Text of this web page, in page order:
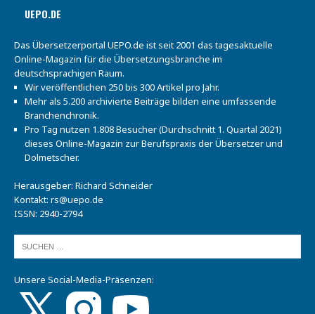
UEPO.DE
Das Übersetzerportal UEPO.de ist seit 2001 das tagesaktuelle
Online-Magazin für die Übersetzungsbranche im
deutschsprachigen Raum.
Wir veröffentlichen 250 bis 300 Artikel pro Jahr.
Mehr als 5.200 archivierte Beiträge bilden eine umfassende
Branchenchronik.
Pro Tag nutzen 1.808 Besucher (Durchschnitt 1. Quartal 2021)
dieses Online-Magazin zur Berufspraxis der Übersetzer und
Dolmetscher.
Herausgeber: Richard Schneider
Kontakt: rs@uepo.de
ISSN: 2940-2794
Unsere Social-Media-Präsenzen: